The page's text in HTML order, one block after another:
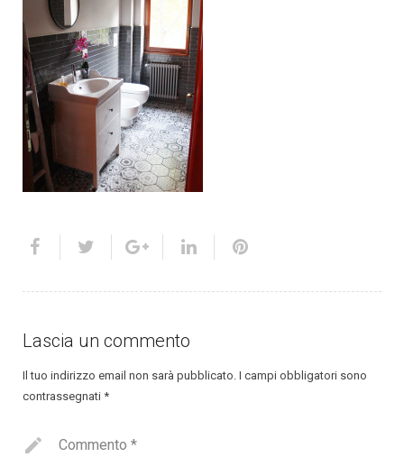
Lascia un commento
Il tuo indirizzo email non sarà pubblicato. I campi obbligatori sono
contrassegnati *
Commento *